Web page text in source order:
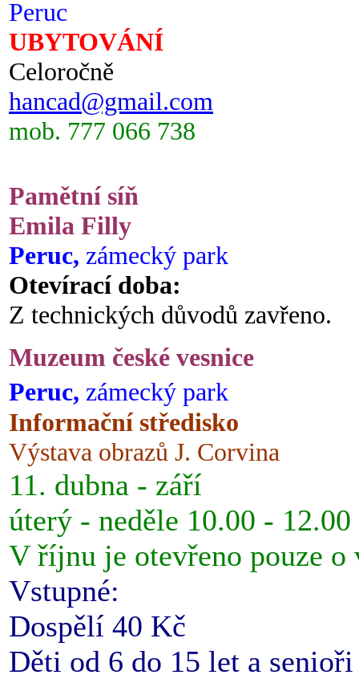
Peruc
UBYTOVÁNÍ
Celoročně
hancad@gmail.com
mob. 777 066 738
Pamětní síň
Emila Filly
Peruc, zámecký park
Otevírací doba:
Z technických důvodů zavřeno.
Muzeum české vesnice
Peruc, zámecký park
Informační středisko
Výstava obrazů J. Corvina
11. dubna - září
úterý - neděle 10.00 -
V říjnu je otevřeno pouze o
Vstupné:
Dospělí 40 Kč
Děti od 6 do 15 let a